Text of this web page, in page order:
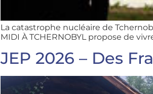
La catastrophe nucléaire de
MIDI À TCHERNOBYL propose de
JEP 2026 – Des